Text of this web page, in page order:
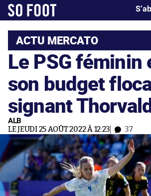
ACTU MERCATO
Le PSG féminin
son budget
signant
ALB
LE JEUDI 25 AOÛT 2022 À 12:23 37